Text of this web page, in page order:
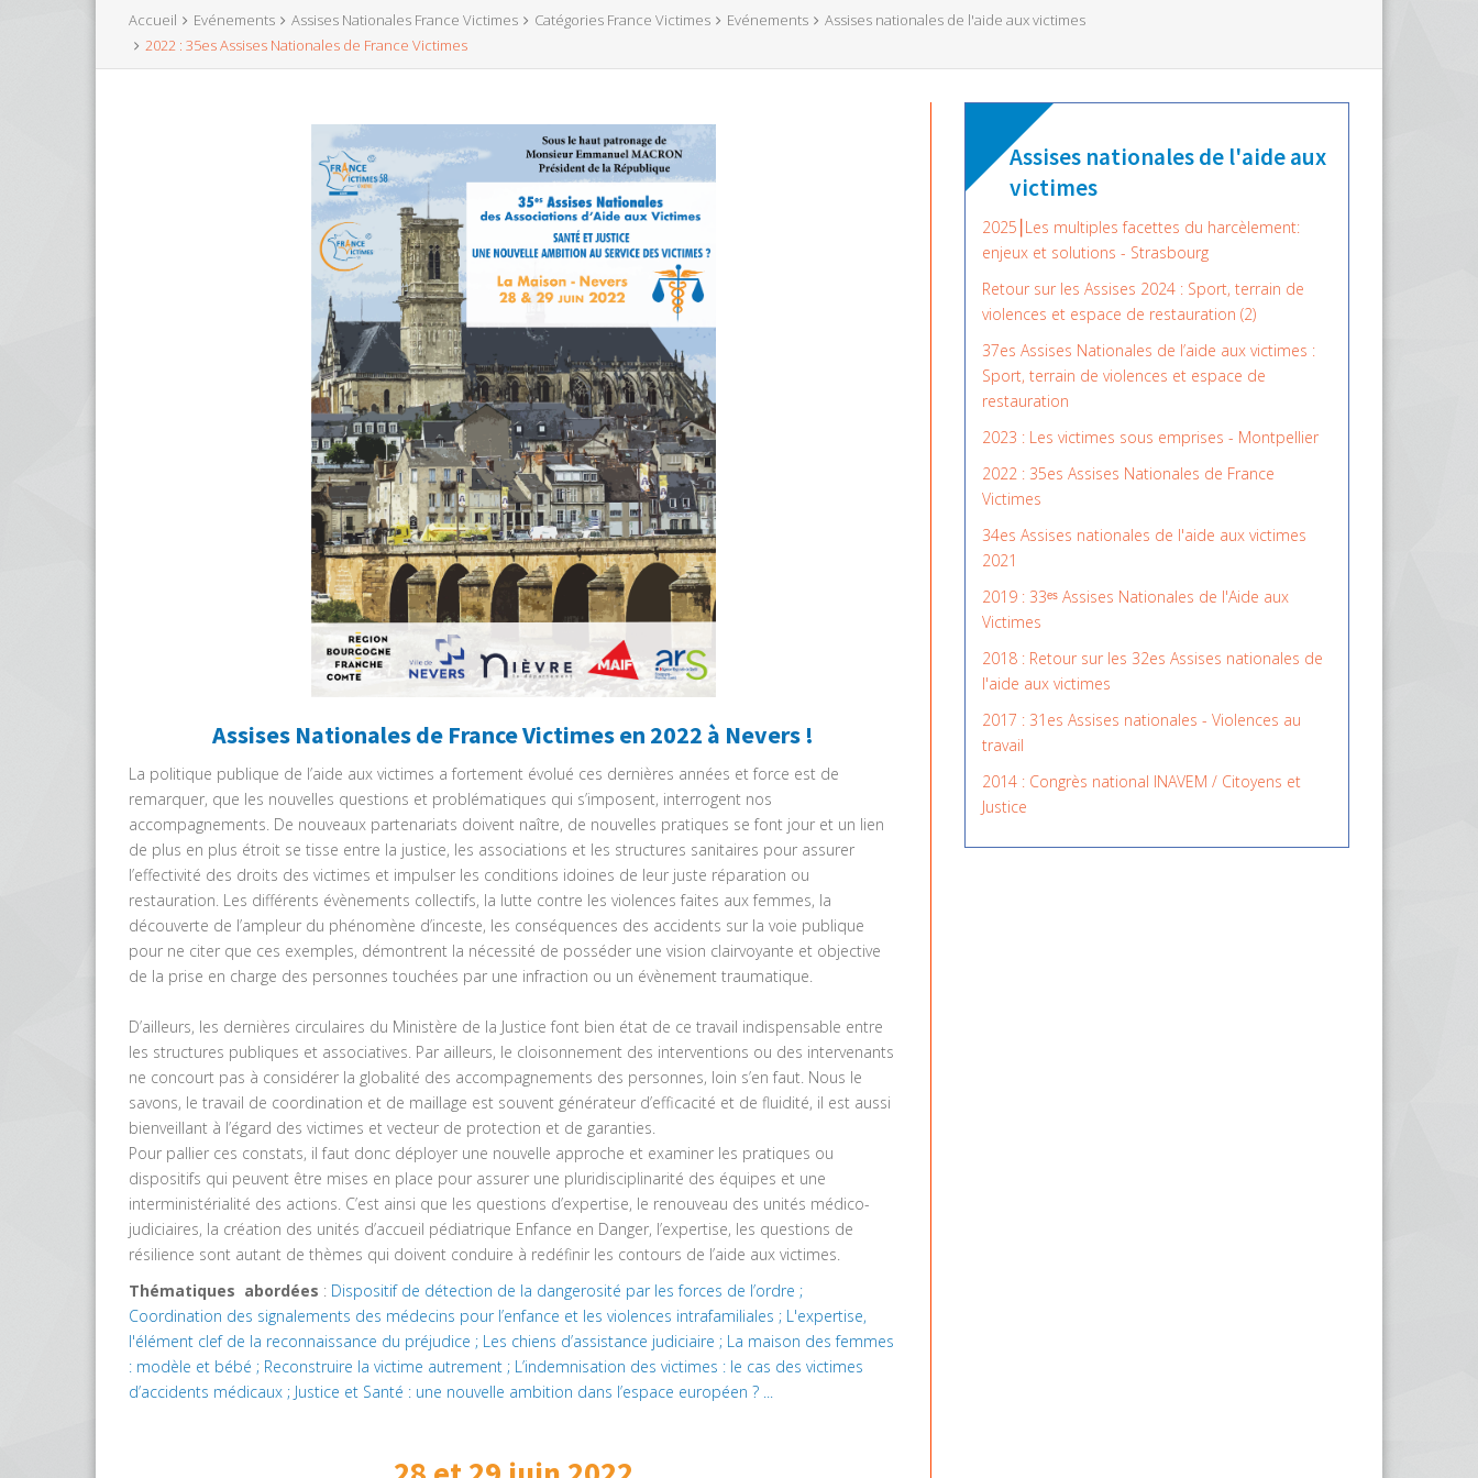
Accueil Evénements Assises Nationales France Victimes Catégories France Victimes Evénements
Assises nationales de l'aide aux victimes
2022 : 35es Assises Nationales de France Victimes
Assises Nationales de France Victimes en 2022 à Nevers !
La politique publique de l’aide aux victimes a fortement évolué ces dernières années et force est de
remarquer, que les nouvelles questions et problématiques qui s’imposent, interrogent nos
accompagnements. De nouveaux partenariats doivent naître, de nouvelles pratiques se font jour et un lien
de plus en plus étroit se tisse entre la justice, les associations et les structures sanitaires pour assurer
l’effectivité des droits des victimes et impulser les conditions idoines de leur juste réparation ou
restauration. Les différents évènements collectifs, la lutte contre les violences faites aux femmes, la
découverte de l’ampleur du phénomène d’inceste, les conséquences des accidents sur la voie publique
pour ne citer que ces exemples, démontrent la nécessité de posséder une vision clairvoyante et objective
de la prise en charge des personnes touchées par une infraction ou un évènement traumatique.
D’ailleurs, les dernières circulaires du Ministère de la Justice font bien état de ce travail indispensable entre
les structures publiques et associatives. Par ailleurs, le cloisonnement des interventions ou des intervenants
ne concourt pas à considérer la globalité des accompagnements des personnes, loin s’en faut. Nous le
savons, le travail de coordination et de maillage est souvent générateur d’efficacité et de fluidité, il est aussi
bienveillant à l’égard des victimes et vecteur de protection et de garanties.
Pour pallier ces constats, il faut donc déployer une nouvelle approche et examiner les pratiques ou
dispositifs qui peuvent être mises en place pour assurer une pluridisciplinarité des équipes et une
interministérialité des actions. C’est ainsi que les questions d’expertise, le renouveau des unités médico-
judiciaires, la création des unités d’accueil pédiatrique Enfance en Danger, l’expertise, les questions de
résilience sont autant de thèmes qui doivent conduire à redéfinir les contours de l’aide aux victimes.
Thématiques abordées : Dispositif de détection de la dangerosité par les forces de l’ordre ;
Coordination des signalements des médecins pour l’enfance et les violences intrafamiliales ; L'expertise,
l'élément clef de la reconnaissance du préjudice ; Les chiens d’assistance judiciaire ; La maison des femmes
: modèle et bébé ; Reconstruire la victime autrement ; L’indemnisation des victimes : le cas des victimes
d’accidents médicaux ; Justice et Santé : une nouvelle ambition dans l’espace européen ? ...
Assises nationales de l'aide aux
victimes
2025⎮Les multiples facettes du harcèlement:
enjeux et solutions - Strasbourg
Retour sur les Assises 2024 : Sport, terrain de
violences et espace de restauration (2)
37es Assises Nationales de l’aide aux victimes :
Sport, terrain de violences et espace de
restauration
2023 : Les victimes sous emprises - Montpellier
2022 : 35es Assises Nationales de France
Victimes
34es Assises nationales de l'aide aux victimes
2021
2019 : 33ᵉˢ Assises Nationales de l'Aide aux
Victimes
2018 : Retour sur les 32es Assises nationales de
l'aide aux victimes
2017 : 31es Assises nationales - Violences au
travail
2014 : Congrès national INAVEM / Citoyens et
Justice